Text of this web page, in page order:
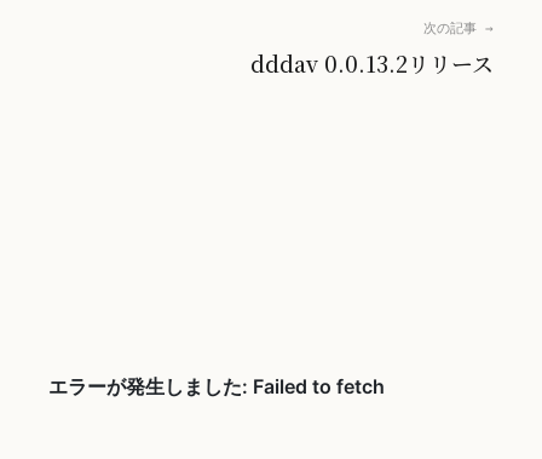
次の記事 →
dddav 0.0.13.2リリース